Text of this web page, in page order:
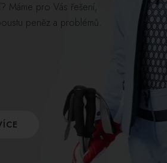
Máme pro Vás řešení,
peněz a problémů.